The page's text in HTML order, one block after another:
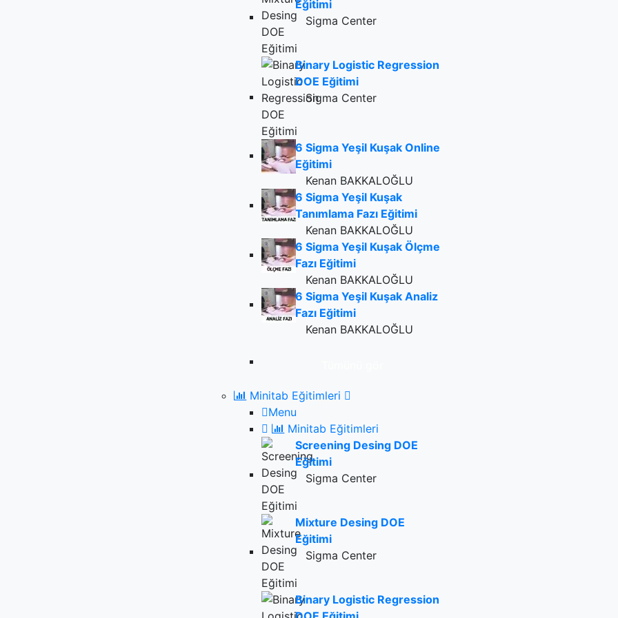
Eğitimi
Sigma Center
Binary Logistic Regression
DOE Eğitimi
Sigma Center
6 Sigma Yeşil Kuşak Online
Eğitimi
Kenan BAKKALOĞLU
6 Sigma Yeşil Kuşak
Tanımlama Fazı Eğitimi
Kenan BAKKALOĞLU
6 Sigma Yeşil Kuşak Ölçme
Fazı Eğitimi
Kenan BAKKALOĞLU
6 Sigma Yeşil Kuşak Analiz
Fazı Eğitimi
Kenan BAKKALOĞLU
Minitab Eğitimleri
Menu
Minitab Eğitimleri
Screening Desing DOE
Eğitimi
Sigma Center
Mixture Desing DOE
Eğitimi
Sigma Center
Binary Logistic Regression